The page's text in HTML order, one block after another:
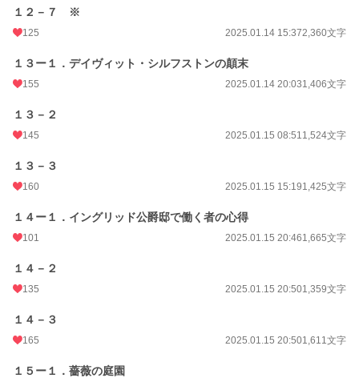
１２－７ ※
125 2025.01.14 15:372,360文字
１３ー１．デイヴィット・シルフストンの顛末
155 2025.01.14 20:031,406文字
１３－２
145 2025.01.15 08:511,524文字
１３－３
160 2025.01.15 15:191,425文字
１４ー１．イングリッド公爵邸で働く者の心得
101 2025.01.15 20:461,665文字
１４－２
135 2025.01.15 20:501,359文字
１４－３
165 2025.01.15 20:501,611文字
１５ー１．薔薇の庭園